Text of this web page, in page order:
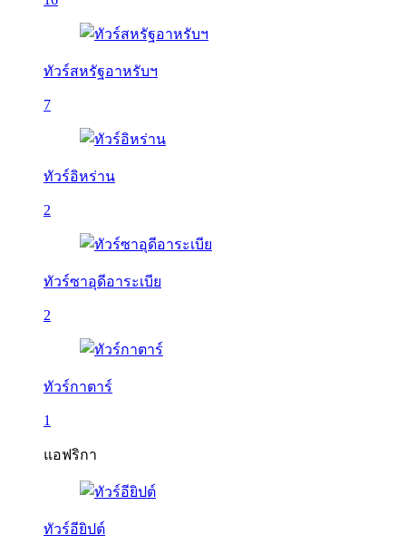
ทัวร์สหรัฐอาหรับฯ
7
ทัวร์อิหร่าน
2
ทัวร์ซาอุดีอาระเบีย
2
ทัวร์กาตาร์
1
แอฟริกา
ทัวร์อียิปต์